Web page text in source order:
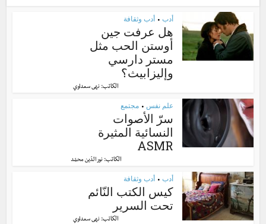
أدب • أدب وثقافة
هل عرفت جين
أوستن الحب مثل
مستر دارسي
وإليزابيث؟
الكاتب: نهى سعداوي
علم نفس • مجتمع
سرّ الأصوات
النسائية المثيرة
ASMR
الكاتب:نور الدّين محمّد
أدب • أدب وثقافة
كيس الكتب النّائم
تحت السرير
الكاتب: نهى سعداوي